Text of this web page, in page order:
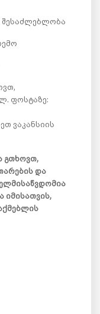
შესაძლებლობა
ფოსტაზე:
ვაკანსიის
გთხოვთ,
და